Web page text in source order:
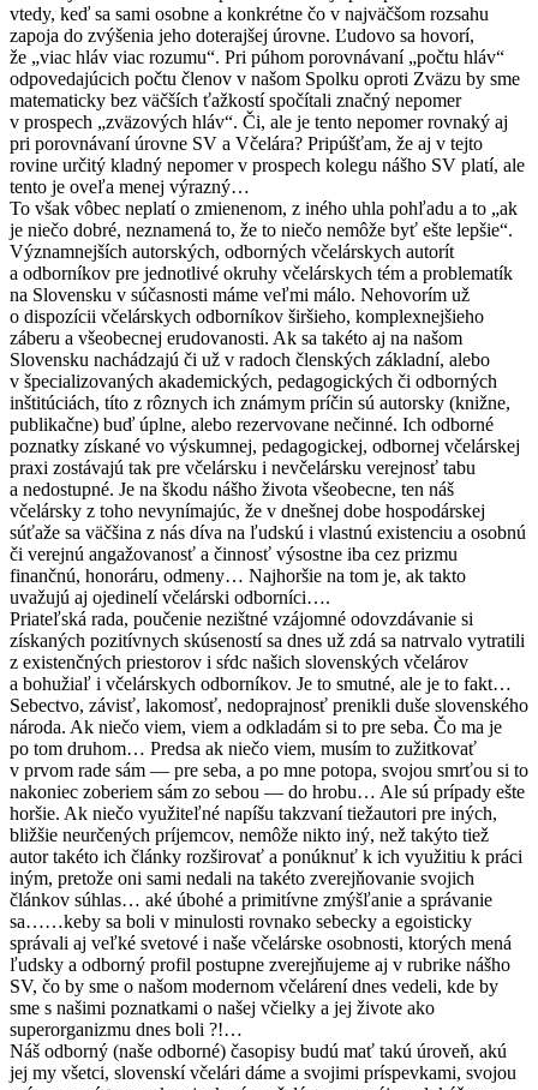
vtedy, keď sa sami osobne a konkrétne čo v najväčšom rozsahu
zapoja do zvýšenia jeho doterajšej úrovne. Ľudovo sa hovorí,
že „viac hláv viac rozumu“. Pri púhom porovnávaní „počtu hláv“
odpovedajúcich počtu členov v našom Spolku oproti Zväzu by sme
matematicky bez väčších ťažkostí spočítali značný nepomer
v prospech „zväzových hláv“. Či, ale je tento nepomer rovnaký aj
pri porovnávaní úrovne SV a Včelára? Pripúšťam, že aj v tejto
rovine určitý kladný nepomer v prospech kolegu nášho SV platí, ale
tento je oveľa menej výrazný…
To však vôbec neplatí o zmienenom, z iného uhla pohľadu a to „ak
je niečo dobré, neznamená to, že to niečo nemôže byť ešte lepšie“.
Významnejších autorských, odborných včelárskych autorít
a odborníkov pre jednotlivé okruhy včelárskych tém a problematík
na Slovensku v súčasnosti máme veľmi málo. Nehovorím už
o dispozícii včelárskych odborníkov širšieho, komplexnejšieho
záberu a všeobecnej erudovanosti. Ak sa takéto aj na našom
Slovensku nachádzajú či už v radoch členských základní, alebo
v špecializovaných akademických, pedagogických či odborných
inštitúciách, títo z rôznych ich známym príčin sú autorsky (knižne,
publikačne) buď úplne, alebo rezervovane nečinné. Ich odborné
poznatky získané vo výskumnej, pedagogickej, odbornej včelárskej
praxi zostávajú tak pre včelársku i nevčelársku verejnosť tabu
a nedostupné. Je na škodu nášho života všeobecne, ten náš
včelársky z toho nevynímajúc, že v dnešnej dobe hospodárskej
súťaže sa väčšina z nás díva na ľudskú i vlastnú existenciu a osobnú
či verejnú angažovanosť a činnosť výsostne iba cez prizmu
finančnú, honoráru, odmeny… Najhoršie na tom je, ak takto
uvažujú aj ojedinelí včelárski odborníci….
Priateľská rada, poučenie nezištné vzájomné odovzdávanie si
získaných pozitívnych skúseností sa dnes už zdá sa natrvalo vytratili
z existenčných priestorov i sŕdc našich slovenských včelárov
a bohužiaľ i včelárskych odborníkov. Je to smutné, ale je to fakt…
Sebectvo, závisť, lakomosť, nedoprajnosť prenikli duše slovenského
národa. Ak niečo viem, viem a odkladám si to pre seba. Čo ma je
po tom druhom… Predsa ak niečo viem, musím to zužitkovať
v prvom rade sám — pre seba, a po mne potopa, svojou smrťou si to
nakoniec zoberiem sám zo sebou — do hrobu… Ale sú prípady ešte
horšie. Ak niečo využiteľné napíšu takzvaní tiežautori pre iných,
bližšie neurčených príjemcov, nemôže nikto iný, než takýto tiež
autor takéto ich články rozširovať a ponúknuť k ich využitiu k práci
iným, pretože oni sami nedali na takéto zverejňovanie svojich
článkov súhlas… aké úbohé a primitívne zmýšľanie a správanie
sa……keby sa boli v minulosti rovnako sebecky a egoisticky
správali aj veľké svetové i naše včelárske osobnosti, ktorých mená
ľudsky a odborný profil postupne zverejňujeme aj v rubrike nášho
SV, čo by sme o našom modernom včelárení dnes vedeli, kde by
sme s našimi poznatkami o našej včielky a jej živote ako
superorganizmu dnes boli ?!…
Náš odborný (naše odborné) časopisy budú mať takú úroveň, akú
jej my všetci, slovenskí včelári dáme a svojimi príspevkami, svojou